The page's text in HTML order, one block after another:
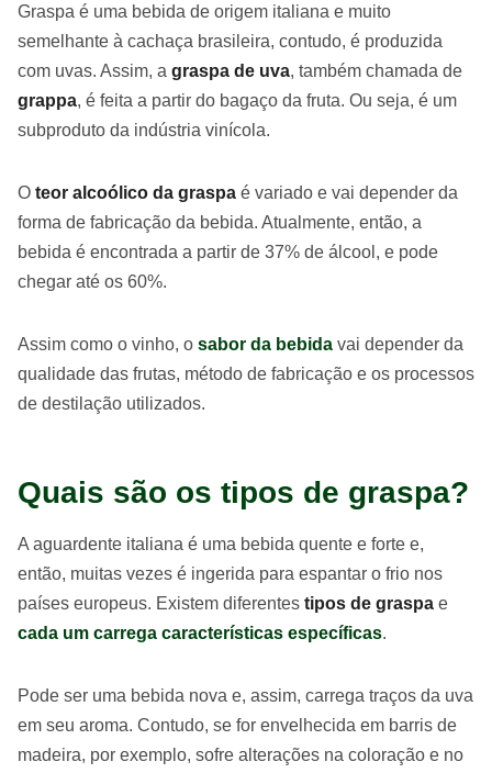
Graspa é uma bebida de origem italiana e muito
semelhante à cachaça brasileira, contudo, é produzida
com uvas. Assim, a graspa de uva, também chamada de
grappa, é feita a partir do bagaço da fruta. Ou seja, é um
subproduto da indústria vinícola.
O teor alcoólico da graspa é variado e vai depender da
forma de fabricação da bebida. Atualmente, então, a
bebida é encontrada a partir de 37% de álcool, e pode
chegar até os 60%.
Assim como o vinho, o sabor da bebida vai depender da
qualidade das frutas, método de fabricação e os processos
de destilação utilizados.
Quais são os tipos de graspa?
A aguardente italiana é uma bebida quente e forte e,
então, muitas vezes é ingerida para espantar o frio nos
países europeus. Existem diferentes tipos de graspa e
cada um carrega características específicas.
Pode ser uma bebida nova e, assim, carrega traços da uva
em seu aroma. Contudo, se for envelhecida em barris de
madeira, por exemplo, sofre alterações na coloração e no